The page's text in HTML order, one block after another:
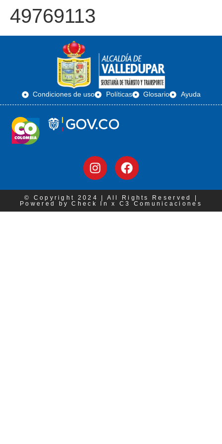
49769113
Condiciones de uso Políticas Glosario Ayuda
© Copyright 2024 | All Rights Reserved |
Powered by Check In x C3 Comunicaciones